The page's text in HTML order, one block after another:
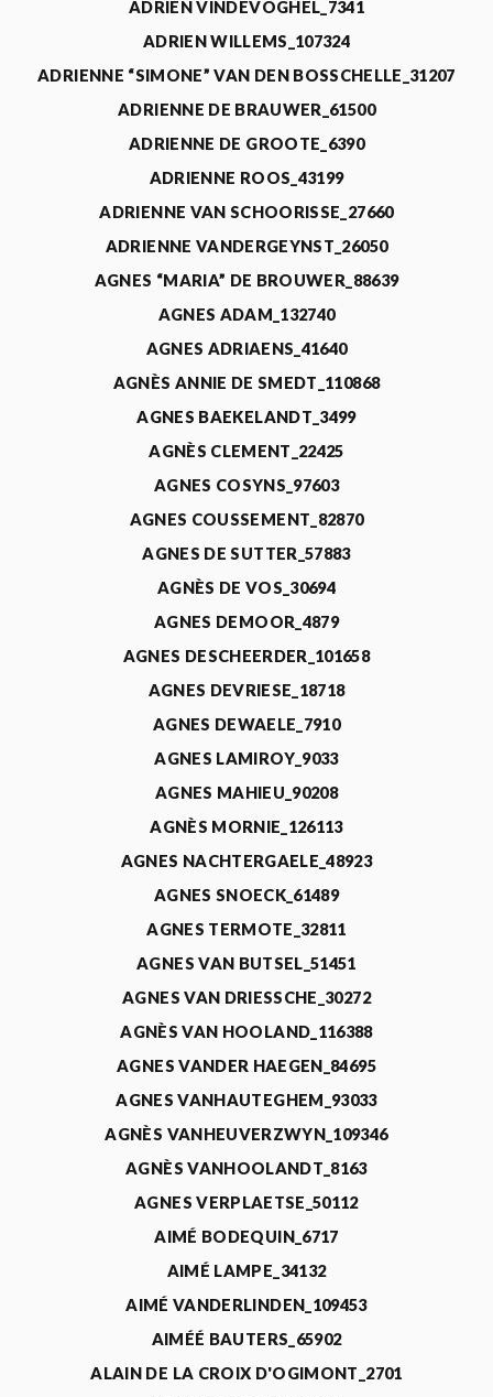
ADRIEN VINDEVOGHEL_7341
ADRIEN WILLEMS_107324
ADRIENNE “SIMONE” VAN DEN BOSSCHELLE_31207
ADRIENNE DE BRAUWER_61500
ADRIENNE DE GROOTE_6390
ADRIENNE ROOS_43199
ADRIENNE VAN SCHOORISSE_27660
ADRIENNE VANDERGEYNST_26050
AGNES “MARIA” DE BROUWER_88639
AGNES ADAM_132740
AGNES ADRIAENS_41640
AGNÈS ANNIE DE SMEDT_110868
AGNES BAEKELANDT_3499
AGNÈS CLEMENT_22425
AGNES COSYNS_97603
AGNES COUSSEMENT_82870
AGNES DE SUTTER_57883
AGNÈS DE VOS_30694
AGNES DEMOOR_4879
AGNES DESCHEERDER_101658
AGNES DEVRIESE_18718
AGNES DEWAELE_7910
AGNES LAMIROY_9033
AGNES MAHIEU_90208
AGNÈS MORNIE_126113
AGNES NACHTERGAELE_48923
AGNES SNOECK_61489
AGNES TERMOTE_32811
AGNES VAN BUTSEL_51451
AGNES VAN DRIESSCHE_30272
AGNÈS VAN HOOLAND_116388
AGNES VANDER HAEGEN_84695
AGNES VANHAUTEGHEM_93033
AGNÈS VANHEUVERZWYN_109346
AGNÈS VANHOOLANDT_8163
AGNES VERPLAETSE_50112
AIMÉ BODEQUIN_6717
AIMÉ LAMPE_34132
AIMÉ VANDERLINDEN_109453
AIMÉÉ BAUTERS_65902
ALAIN DE LA CROIX D'OGIMONT_2701